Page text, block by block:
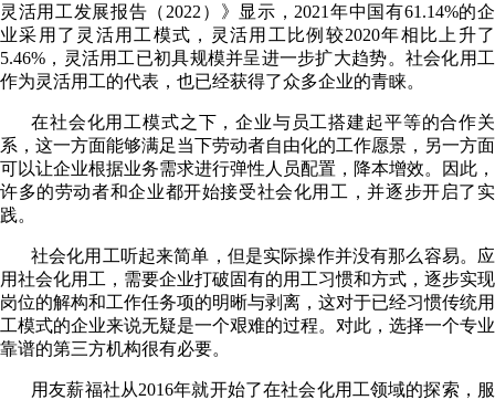
灵活用工发展报告（2022）》显示，2021年中国有61.14%的企
业采用了灵活用工模式，灵活用工比例较2020年相比上升了
5.46%，灵活用工已初具规模并呈进一步扩大趋势。社会化用工
作为灵活用工的代表，也已经获得了众多企业的青睐。
在社会化用工模式之下，企业与员工搭建起平等的合作关
系，这一方面能够满足当下劳动者自由化的工作愿景，另一方面
可以让企业根据业务需求进行弹性人员配置，降本增效。因此，
许多的劳动者和企业都开始接受社会化用工，并逐步开启了实
践。
社会化用工听起来简单，但是实际操作并没有那么容易。应
用社会化用工，需要企业打破固有的用工习惯和方式，逐步实现
岗位的解构和工作任务项的明晰与剥离，这对于已经习惯传统用
工模式的企业来说无疑是一个艰难的过程。对此，选择一个专业
靠谱的第三方机构很有必要。
用友薪福社从2016年就开始了在社会化用工领域的探索，服